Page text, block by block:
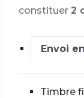
constituer 2
Envoi
Timbre